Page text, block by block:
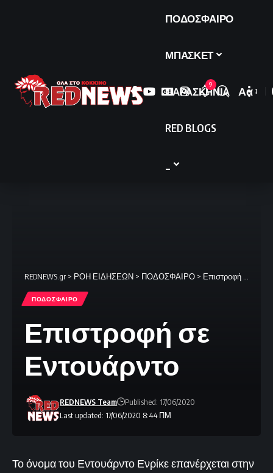
ΠΟΔΟΣΦΑΙΡΟ
ΜΠΑΣΚΕΤ
ΠΑΡΑΣΚΗΝΙΑ
RED BLOGS
9
Font
Αα
REDNEWS.gr > ΡΟΗ ΕΙΔΗΣΕΩΝ > ΠΟΔΟΣΦΑΙΡΟ > Επιστροφή σε Εντουάρντο
ΠΟΔΟΣΦΑΙΡΟ
Επιστροφή σε
Εντουάρντο
Last updated: 17/06/2020 8:44 ΠΜ
REDNEWS Team Published: 17/06/2020
Το όνομα του Εντουάρντο Ενρίκε επανέρχεται στην